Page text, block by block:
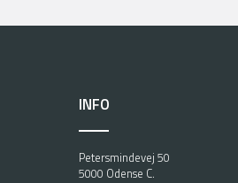
INFO
Petersmindevej 50
5000 Odense C.